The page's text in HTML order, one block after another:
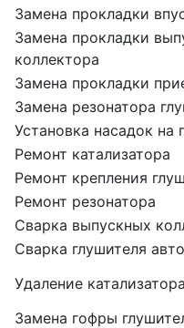
Замена прокладки
Замена прокладки
коллектора
Замена прокладки
Замена резонатора
Установка насадок на
Ремонт катализатора
Ремонт крепления
Ремонт резонатора
Сварка выпускных
Сварка глушителя
Удаление катализатора
Замена гофры